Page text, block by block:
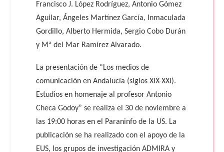
Francisco J. López Rodríguez, Antonio Gómez
Aguilar, Ángeles Martínez García, Inmaculada
Gordillo, Alberto Hermida, Sergio Cobo Durán
y Mª del Mar Ramírez Alvarado.
La presentación de “Los medios de
comunicación en Andalucía (siglos XIX-XXI).
Estudios en homenaje al profesor Antonio
Checa Godoy” se realiza el 30 de noviembre a
las 19:00 horas en el Paraninfo de la US. La
publicación se ha realizado con el apoyo de la
EUS, los grupos de investigación ADMIRA y